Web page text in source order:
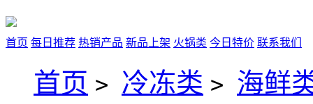
首页 每日推荐 热销产品 新品上架 火锅类 今日特价 联系我们
首页 > 冷冻类 > 海鲜